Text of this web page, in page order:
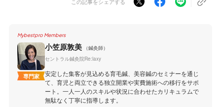
Mybestpro Members
専門家
小笠原敦美
（鍼灸師）
セントラル鍼灸院Re:laxy
安定した集客が見込める育毛鍼、美容鍼のセミナーを通じ
て、育児と両立できる独立開業や実費施術への移行をサポ
ート。一人一人のスキルや状況に合わせたカリキュラムで
無駄なく丁寧に指導します。